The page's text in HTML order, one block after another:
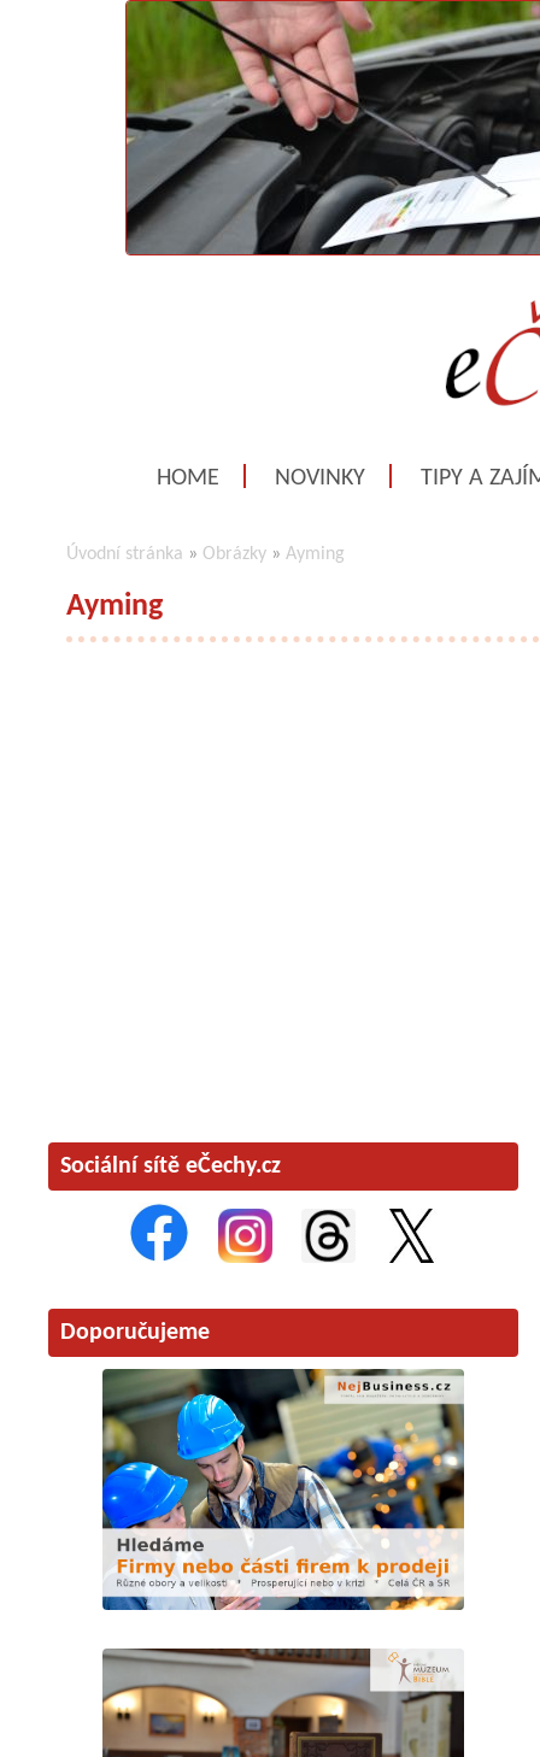
HOME NOVINKY TIPY A
Úvodní stránka » Obrázky » Ayming
Ayming
Sociální sítě eČechy.cz
Doporučujeme